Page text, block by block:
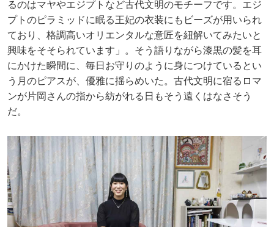
るのはマヤやエジプトなど古代文明のモチーフです。エジ
プトのピラミッドに眠る王妃の衣装にもビーズが用いられ
ており、格調高いオリエンタルな意匠を紐解いてみたいと
興味をそそられています」。そう語りながら漆黒の髪を耳
にかけた瞬間に、毎日お守りのように身につけているとい
う月のピアスが、優雅に揺らめいた。古代文明に宿るロマ
ンが片岡さんの指から紡がれる日もそう遠くはなさそう
だ。